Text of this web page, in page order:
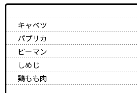
キャベツ
パプリカ
ピーマン
しめじ
鶏もも肉